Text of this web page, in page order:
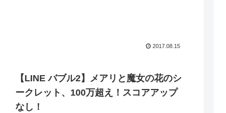
2017.08.15
【LINE バブル2】メアリと魔女の花のシ
ークレット、100万超え！スコアアップ
なし！